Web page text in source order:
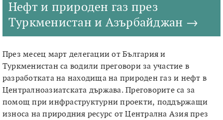
Нефт и природен газ през
Туркменистан и Азърбайджан
През месец март делегации от България и
Туркменистан са водили преговори за участие в
разработката на находища на природен газ и нефт в
Централноазиатската държава. Преговорите са за
помощ при инфраструктурни проекти, поддържащи
износа на природния ресурс от Централна Азия през